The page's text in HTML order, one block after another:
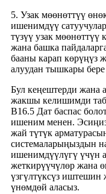
5. Узак мөөнөттүү
ишенимдүү
түзүү узак
жана башка
бааны карап көрүңүз
алуудан тышкары бере
Бул кеңештерди жана
жакшы келишимди
B16.5 Дат баспас
ишеним менен.
жай түтүк
системаларыңыздын
ишенимдүүлүгү үчүн
жеткирүүчүлөр жана
үзгүлтүксүз
үнөмдөй аласыз.